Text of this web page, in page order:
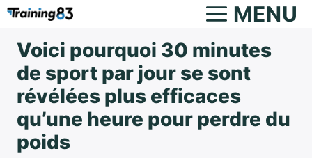
Aller
contenu
MENU
Voici pourquoi 30 minutes
de sport par jour se sont
révélées plus efficaces
qu’une heure pour perdre du
poids